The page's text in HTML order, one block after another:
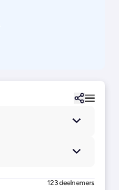
123 deelnemers